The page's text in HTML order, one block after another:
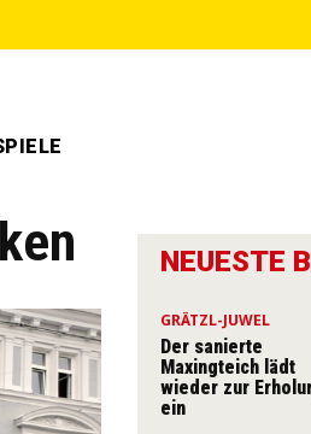
NEUESTE
GRÄTZL-JUWEL
Der sanierte
Maxingteich lädt
wieder zur
ein